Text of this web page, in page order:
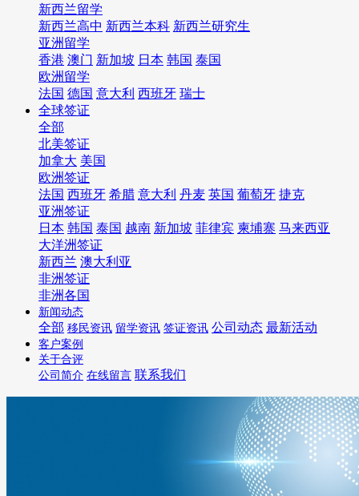
新西兰留学
新西兰高中 新西兰本科 新西兰研究生
亚洲留学
香港 澳门 新加坡 日本 韩国 泰国
欧洲留学
法国 德国 意大利 西班牙 瑞士
全球签证
全部
北美签证
加拿大 美国
欧洲签证
法国 西班牙 希腊 意大利 丹麦 英国 葡萄牙 捷克
亚洲签证
日本 韩国 泰国 越南 新加坡 菲律宾 柬埔寨 马来西亚
大洋洲签证
新西兰 澳大利亚
非洲签证
非洲各国
新闻动态
全部 移民资讯 留学资讯 签证资讯 公司动态 最新活动
客户案例
关于合评
公司简介 在线留言 联系我们